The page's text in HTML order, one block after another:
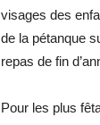
visages des
de la pétanque
repas de fin
Pour les plus